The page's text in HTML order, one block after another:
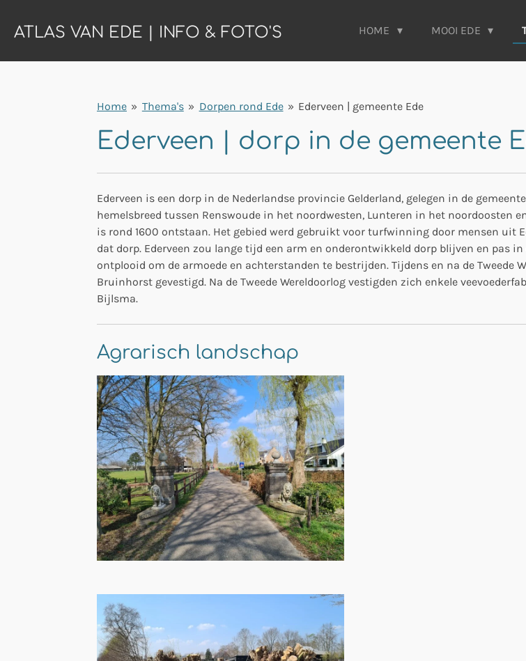
direct
de
ATLAS VAN EDE | INFO & FOTO'S HOME MOOI EDE
Home » Thema's » Dorpen rond Ede » Ederveen | gemeente Ede
Ederveen | dorp in de gemeente
Ederveen is een dorp in de Nederlandse provincie Gelderland, gelegen in de
hemelsbreed tussen Renswoude in het noordwesten, Lunteren in het noordoosten
is rond 1600 ontstaan. Het gebied werd gebruikt voor turfwinning door mensen uit
dat dorp. Ederveen zou lange tijd een arm en onderontwikkeld dorp blijven en pas
ontplooid om de armoede en achterstanden te bestrijden. Tijdens en na de Tweede
Bruinhorst gevestigd. Na de Tweede Wereldoorlog vestigden zich enkele
Bijlsma.
Agrarisch landschap